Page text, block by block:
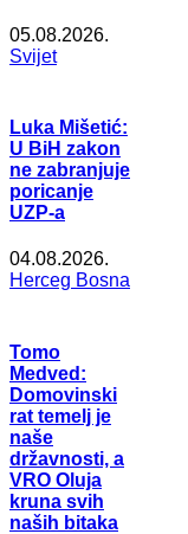
05.08.2026.
Svijet
Luka Mišetić:
U BiH zakon
ne zabranjuje
poricanje
UZP-a
04.08.2026.
Herceg Bosna
Tomo
Medved:
Domovinski
rat temelj je
naše
državnosti, a
VRO Oluja
kruna svih
naših bitaka